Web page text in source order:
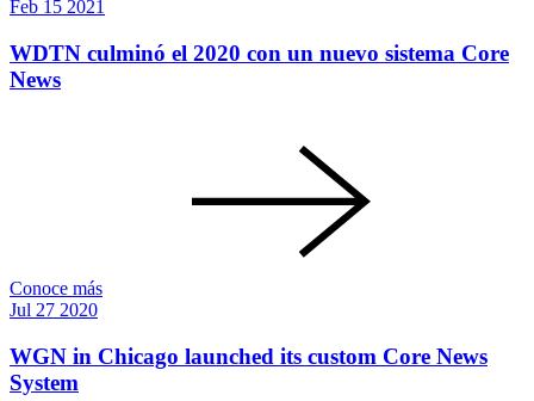
Feb 15 2021
WDTN culminó el 2020 con un nuevo sistema Core
News
Conoce más
Jul 27 2020
WGN in Chicago launched its custom Core News
System